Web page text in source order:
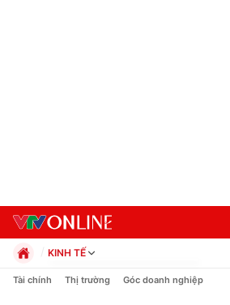
KINH TẾ
Chính trị
Tài chính Thị trường Góc doanh nghiệp